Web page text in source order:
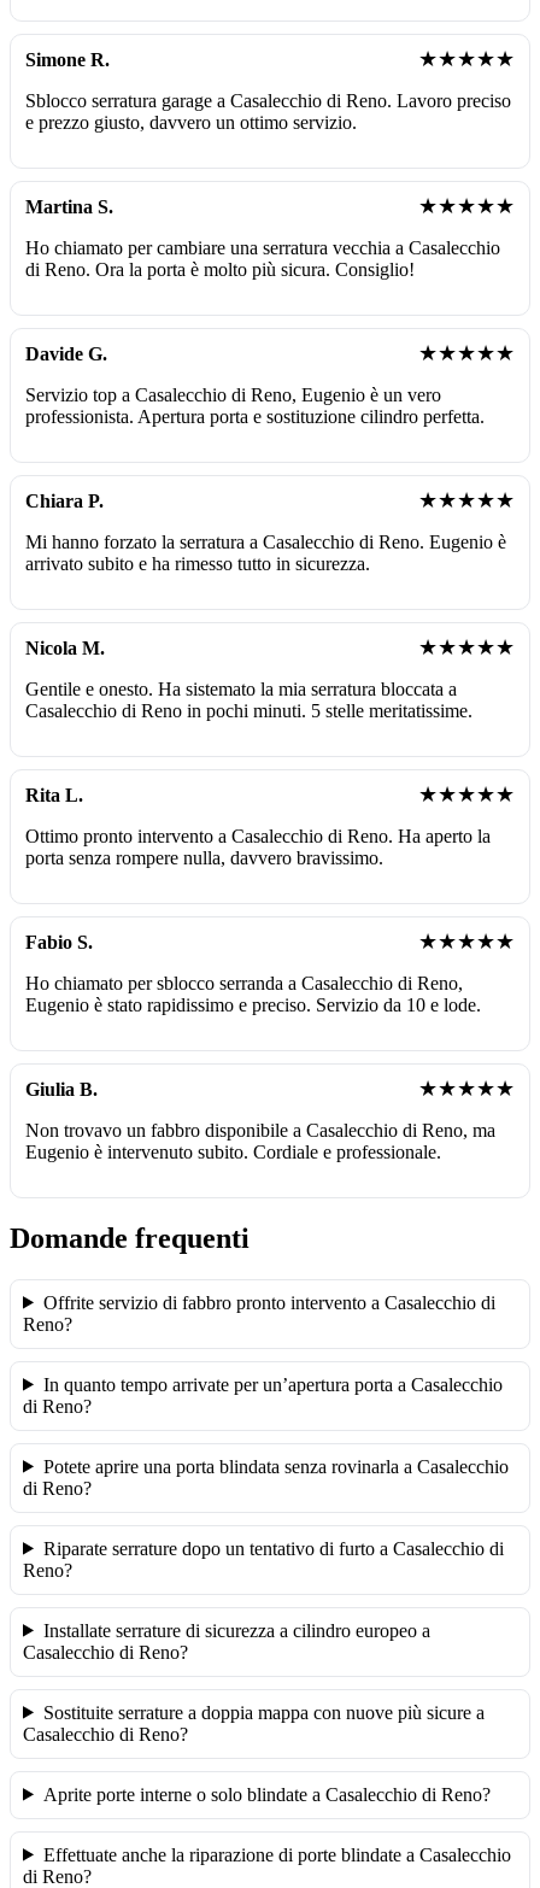
Simone R. ★★★★★
Sblocco serratura garage a Casalecchio di Reno. Lavoro preciso
e prezzo giusto, davvero un ottimo servizio.
Martina S. ★★★★★
Ho chiamato per cambiare una serratura vecchia a Casalecchio
di Reno. Ora la porta è molto più sicura. Consiglio!
Davide G. ★★★★★
Servizio top a Casalecchio di Reno, Eugenio è un vero
professionista. Apertura porta e sostituzione cilindro perfetta.
Chiara P. ★★★★★
Mi hanno forzato la serratura a Casalecchio di Reno. Eugenio è
arrivato subito e ha rimesso tutto in sicurezza.
Nicola M. ★★★★★
Gentile e onesto. Ha sistemato la mia serratura bloccata a
Casalecchio di Reno in pochi minuti. 5 stelle meritatissime.
Rita L. ★★★★★
Ottimo pronto intervento a Casalecchio di Reno. Ha aperto la
porta senza rompere nulla, davvero bravissimo.
Fabio S. ★★★★★
Ho chiamato per sblocco serranda a Casalecchio di Reno,
Eugenio è stato rapidissimo e preciso. Servizio da 10 e lode.
Giulia B. ★★★★★
Non trovavo un fabbro disponibile a Casalecchio di Reno, ma
Eugenio è intervenuto subito. Cordiale e professionale.
Domande frequenti
Offrite servizio di fabbro pronto intervento a Casalecchio di
Reno?
In quanto tempo arrivate per un’apertura porta a Casalecchio
di Reno?
Potete aprire una porta blindata senza rovinarla a Casalecchio
di Reno?
Riparate serrature dopo un tentativo di furto a Casalecchio di
Reno?
Installate serrature di sicurezza a cilindro europeo a
Casalecchio di Reno?
Sostituite serrature a doppia mappa con nuove più sicure a
Casalecchio di Reno?
Aprite porte interne o solo blindate a Casalecchio di Reno?
Effettuate anche la riparazione di porte blindate a Casalecchio
di Reno?